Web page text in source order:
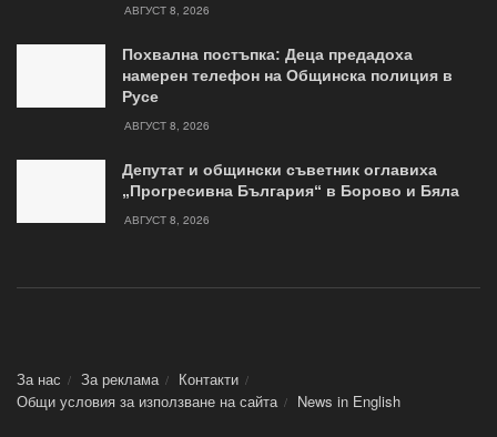
АВГУСТ 8, 2026
Похвална постъпка: Деца предадоха
намерен телефон на Общинска полиция в
Русе
АВГУСТ 8, 2026
Депутат и общински съветник оглавиха
„Прогресивна България“ в Борово и Бяла
АВГУСТ 8, 2026
За нас За реклама
Контакти
Общи условия за използване на сайта
News in Еnglish